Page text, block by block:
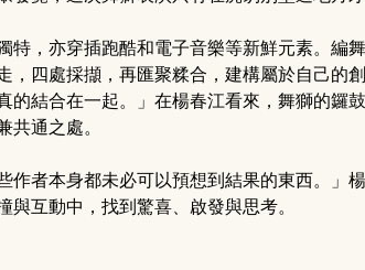
特，亦穿插跑酷和電子音樂等新鮮元素。編
，四處採擷，再匯聚糅合，建構屬於自己的
的結合在一起。」在楊春江看來，舞獅的鑼
共通之處。
作者本身都未必可以預想到結果的東西。」
與互動中，找到驚喜、啟發與思考。